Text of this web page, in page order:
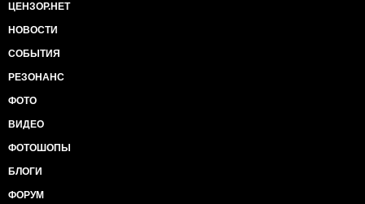
ЦЕНЗОР.НЕТ
НОВОСТИ
СОБЫТИЯ
РЕЗОНАНС
ФОТО
ВИДЕО
ФОТОШОПЫ
БЛОГИ
ФОРУМ